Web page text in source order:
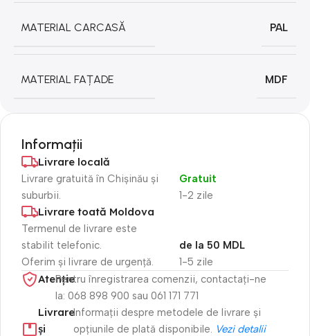
MATERIAL CARCASĂ PAL
MATERIAL FAȚADE MDF
Informații
Livrare locală
Livrare gratuită în Chișinău și
suburbii.
1-2 zile
Gratuit
Livrare toată Moldova
Termenul de livrare este
stabilit telefonic.
Oferim și livrare de urgență.
1-5 zile
de la 50 MDL
Atenție​Pentru înregistrarea comenzii, contactați-ne
la: 068 898 900 sau 061 171 771
Livrare
și
Informații despre metodele de livrare și
opțiunile de plată disponibile. Vezi detalii